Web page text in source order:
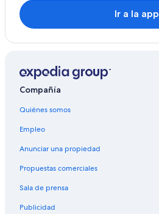
Ir a la app
Compañía
Quiénes somos
Empleo
Anunciar una propiedad
Propuestas comerciales
Sala de prensa
Publicidad